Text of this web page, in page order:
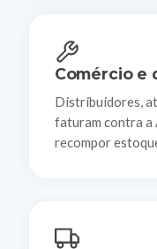
Comércio e
Distribuidores,
faturam contra a
recompor